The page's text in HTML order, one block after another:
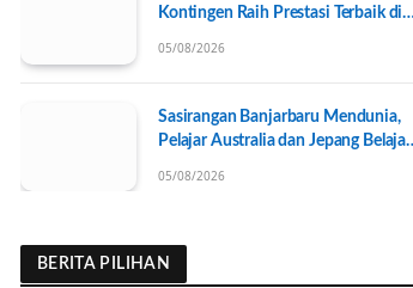
Kontingen Raih Prestasi Terbaik di
05/08/2026
Sasirangan Banjarbaru Mendunia,
Pelajar Australia dan Jepang Belajar
05/08/2026
BERITA PILIHAN